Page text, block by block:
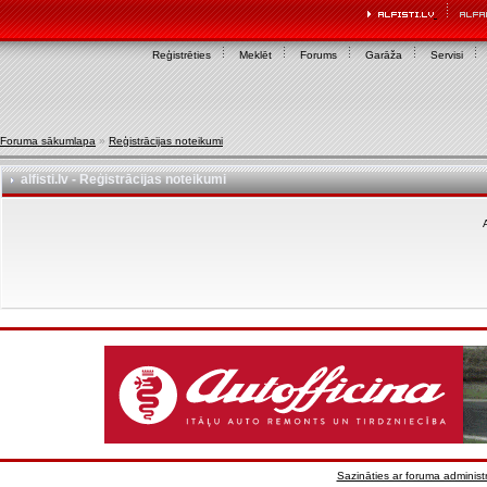
Reģistrēties Meklēt Forums Garāža Servisi
Foruma sākumlapa » Reģistrācijas noteikumi
alfisti.lv - Reģistrācijas noteikumi
Sazināties ar foruma